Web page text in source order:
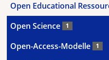
Open Educational
Open Science 1
Open-Access-Modelle 1